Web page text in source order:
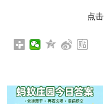
点击